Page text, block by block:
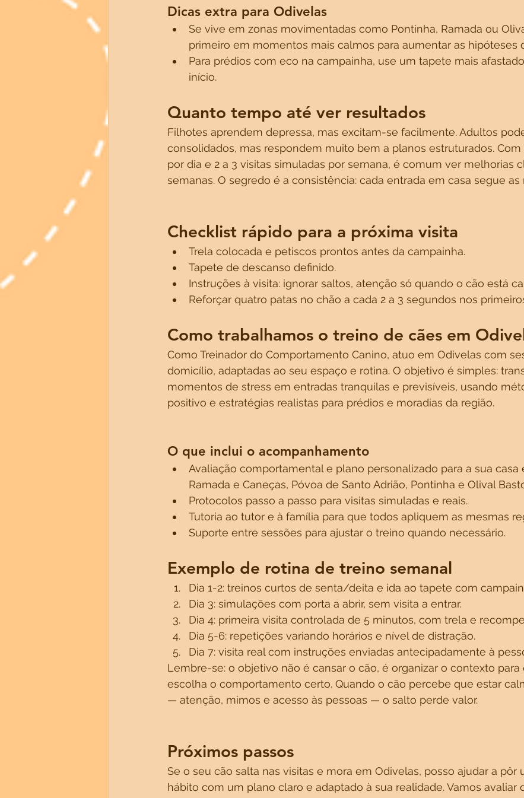
Dicas extra para Odivelas
Se vive em zonas movimentadas como Pontinha, Ramada ou
primeiro em momentos mais calmos para aumentar as hipóteses
Para prédios com eco na campainha, use um tapete mais
início.
Quanto tempo até ver resultados
Filhotes aprendem depressa, mas excitam-se facilmente. Adultos
consolidados, mas respondem muito bem a planos estruturados. Com
por dia e 2 a 3 visitas simuladas por semana, é comum ver melhorias
semanas. O segredo é a consistência: cada entrada em casa segue as
Checklist rápido para a próxima visita
Trela colocada e petiscos prontos antes da campainha.
Tapete de descanso definido.
Instruções à visita: ignorar saltos, atenção só quando o cão está
Reforçar quatro patas no chão a cada 2 a 3 segundos nos
Como trabalhamos o treino de cães em
Como Treinador do Comportamento Canino, atuo em Odivelas com
domicílio, adaptadas ao seu espaço e rotina. O objetivo é simples:
momentos de stress em entradas tranquilas e previsíveis, usando
positivo e estratégias realistas para prédios e moradias da região.
O que inclui o acompanhamento
Avaliação comportamental e plano personalizado para a sua casa
Ramada e Caneças, Póvoa de Santo Adrião, Pontinha e Olival
Protocolos passo a passo para visitas simuladas e reais.
Tutoria ao tutor e à família para que todos apliquem as mesmas
Suporte entre sessões para ajustar o treino quando necessário.
Exemplo de rotina de treino semanal
Dia 1-2: treinos curtos de senta/deita e ida ao tapete com
Dia 3: simulações com porta a abrir, sem visita a entrar.
Dia 4: primeira visita controlada de 5 minutos, com trela e
Dia 5-6: repetições variando horários e nível de distração.
Dia 7: visita real com instruções enviadas antecipadamente à
Lembre-se: o objetivo não é cansar o cão, é organizar o contexto para
escolha o comportamento certo. Quando o cão percebe que estar
— atenção, mimos e acesso às pessoas — o salto perde valor.
Próximos passos
Se o seu cão salta nas visitas e mora em Odivelas, posso ajudar a pôr
hábito com um plano claro e adaptado à sua realidade. Vamos avaliar